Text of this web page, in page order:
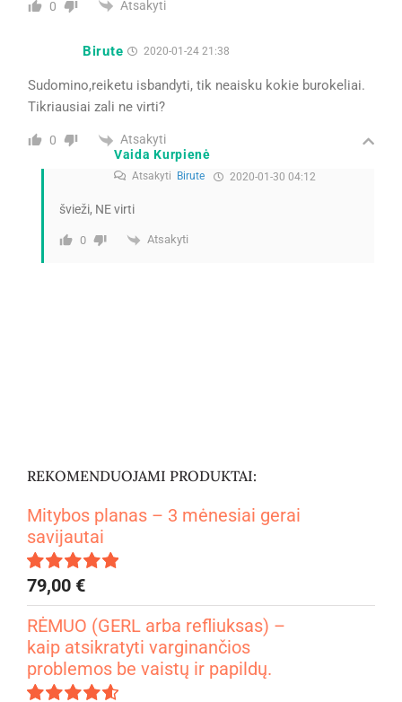
0 Atsakyti
Birute 2020-01-24 21:38
Sudomino,reiketu isbandyti, tik neaisku kokie burokeliai.
Tikriausiai zali ne virti?
0
Atsakyti
Vaida Kurpienė
Atsakyti Birute 2020-01-30 04:12
švieži, NE virti
0 Atsakyti
REKOMENDUOJAMI PRODUKTAI:
Mitybos planas – 3 mėnesiai gerai
savijautai
Įvertinimas:
4.99iš 5
79,00 €
RĖMUO (GERL arba refliuksas) –
kaip atsikratyti varginančios
problemos be vaistų ir papildų.